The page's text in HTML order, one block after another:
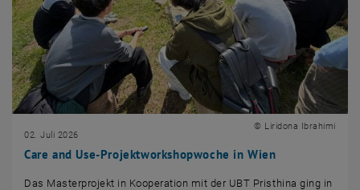
Care and Use-Projektworkshopwoche in Wien
02. Juli 2026
© Liridona Ibrahimi
Das Masterprojekt in Kooperation mit der UBT Pristhina ging in